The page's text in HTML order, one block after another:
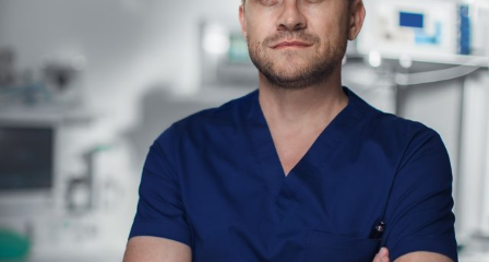
consolideze relația cu diaspora și să includă această
resursă strategică în planurile și strategiile lor de
dezvoltare.
Scrisoarea completă poate fi consultată aici
„Nu este normal ca un sfert dintre cetățenii unei
comunități să trăiască în afara granițelor și această
realitate să fie aproape absentă din strategiile locale,
județene sau regionale de dezvoltare. Diaspora nu este o